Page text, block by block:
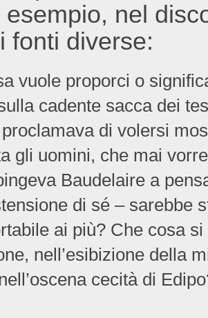
esempio, nel
fonti diverse:
vuole proporci o
cadente sacca dei
di volersi
gli uomini, che mai
Baudelaire a
di sé – sarebbe
ai più? Che cosa
nell’esibizione della
cecità di